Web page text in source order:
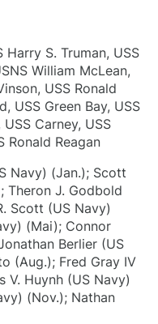
Harry S. Truman, USS
William McLean,
USS Ronald
USS Green Bay, USS
Carney, USS
Ronald Reagan
Navy) (Jan.); Scott
Theron J. Godbold
Scott (US Navy)
(Mai); Connor
Berlier (US
(Aug.); Fred Gray IV
V. Huynh (US Navy)
(Nov.); Nathan